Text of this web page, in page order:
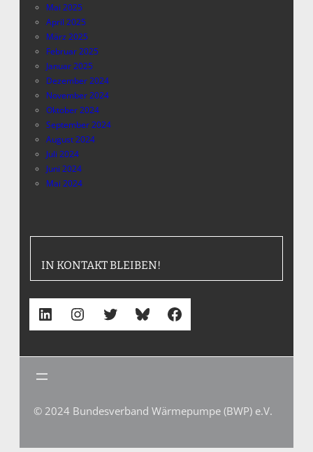
Mai 2025
April 2025
März 2025
Februar 2025
Januar 2025
Dezember 2024
November 2024
Oktober 2024
September 2024
August 2024
Juli 2024
Juni 2024
Mai 2024
IN KONTAKT BLEIBEN!
LinkedIn Instagram Twitter Bluesky Facebook
© 2024 Bundesverband Wärmepumpe (BWP) e.V.